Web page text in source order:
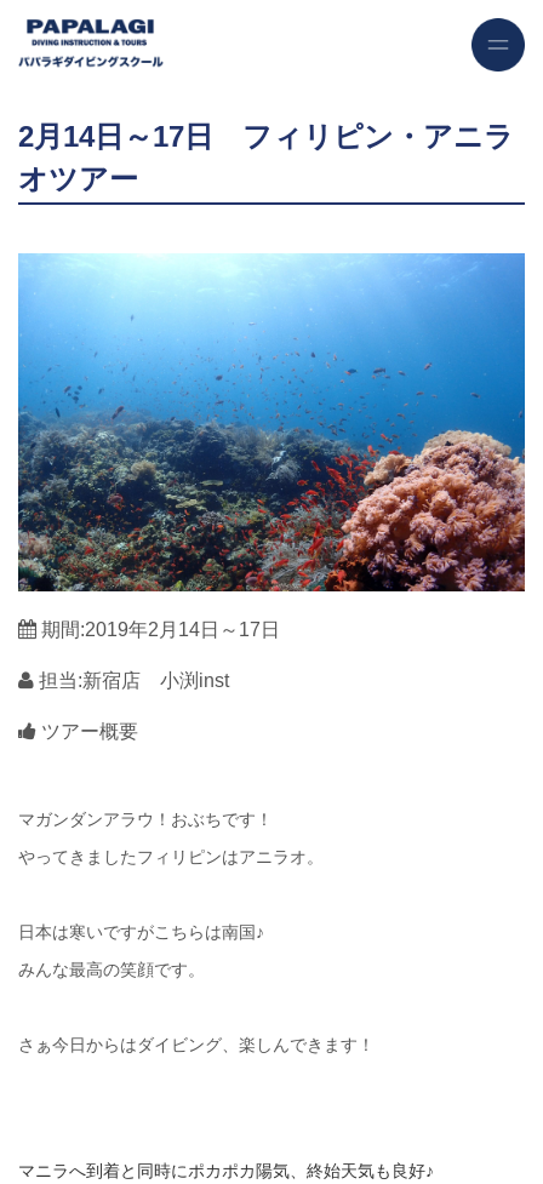
2月14日～17日 フィリピン・アニラ
オツアー
期間:2019年2月14日～17日
担当:新宿店 小渕inst
ツアー概要
マガンダンアラウ！おぶちです！
やってきましたフィリピンはアニラオ。
日本は寒いですがこちらは南国♪
みんな最高の笑顔です。
さぁ今日からはダイビング、楽しんできます！
マニラへ到着と同時にポカポカ陽気、終始天気も良好♪